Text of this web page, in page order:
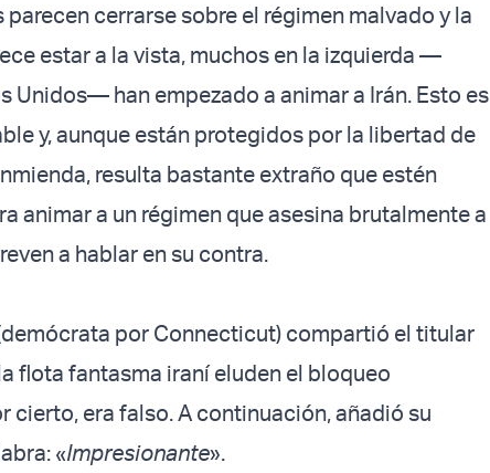
cerrarse sobre el régimen malvado y la
estar a la vista, muchos en la izquierda —
Unidos— han empezado a animar a Irán. Esto es
y, aunque están protegidos por la libertad de
resulta bastante extraño que estén
animar a un régimen que asesina brutalmente a
a hablar en su contra.
por Connecticut) compartió el titular
flota fantasma iraní eluden el bloqueo
cierto, era falso. A continuación, añadió su
«Impresionante».